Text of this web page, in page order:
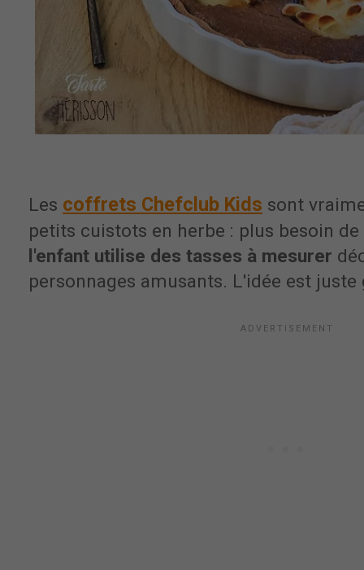
Les coffrets Chefclub Kids sont
petits cuistots en herbe : plus besoin
l'enfant utilise des tasses à mesurer
personnages amusants. L'idée est juste